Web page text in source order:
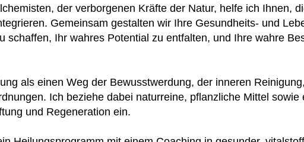
der verborgenen Kräfte der Natur, helfe ich Ihnen,
Gemeinsam gestalten wir Ihre Gesundheits- und
schaffen, Ihr wahres Potential zu entfalten, und Ihre wahre
als einen Weg der Bewusstwerdung, der inneren
Ich beziehe dabei naturreine, pflanzliche Mittel
und Regeneration ein.